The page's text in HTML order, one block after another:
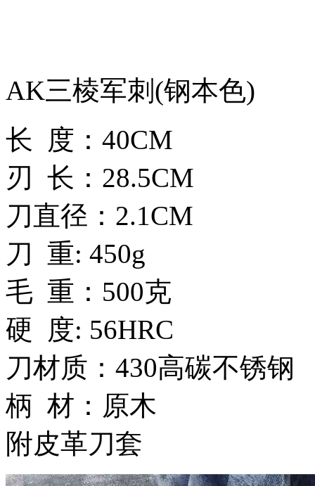
AK三棱军刺(钢本色)
长 度：40CM
刃 长：28.5CM
刀直径：2.1CM
刀 重: 450g
毛 重：500克
硬 度: 56HRC
刀材质：430高碳不锈钢
柄 材：原木
附皮革刀套